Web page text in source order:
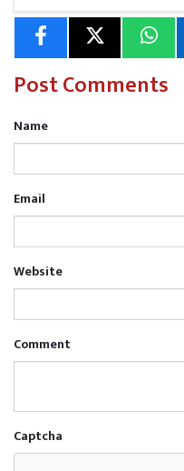
किया जाएगा।
Read More
Post Comments
Name
Email
Website
Comment
Captcha